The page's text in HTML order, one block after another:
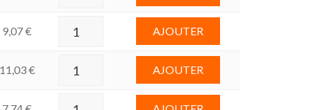
9,07€ AJOUTER
11,03€ AJOUTER